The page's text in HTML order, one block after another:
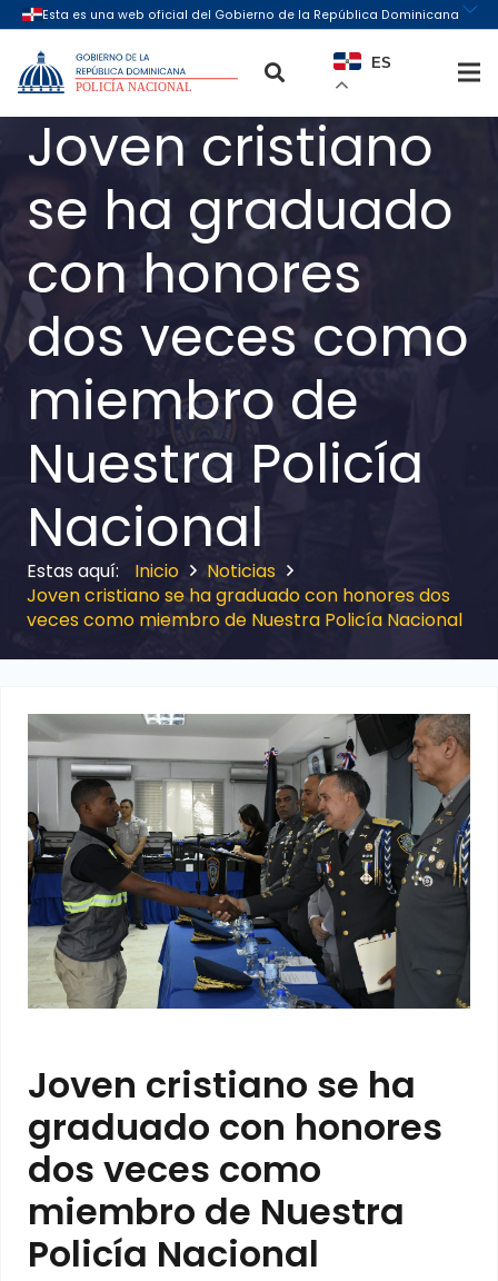
ES
Joven cristiano
se ha graduado
con honores
dos veces como
miembro de
Nuestra Policía
Nacional
Inicio
Noticias
Joven cristiano se ha graduado con honores dos
veces como miembro de Nuestra Policía Nacional
Joven cristiano se ha
graduado con honores
dos veces como
miembro de Nuestra
Policía Nacional